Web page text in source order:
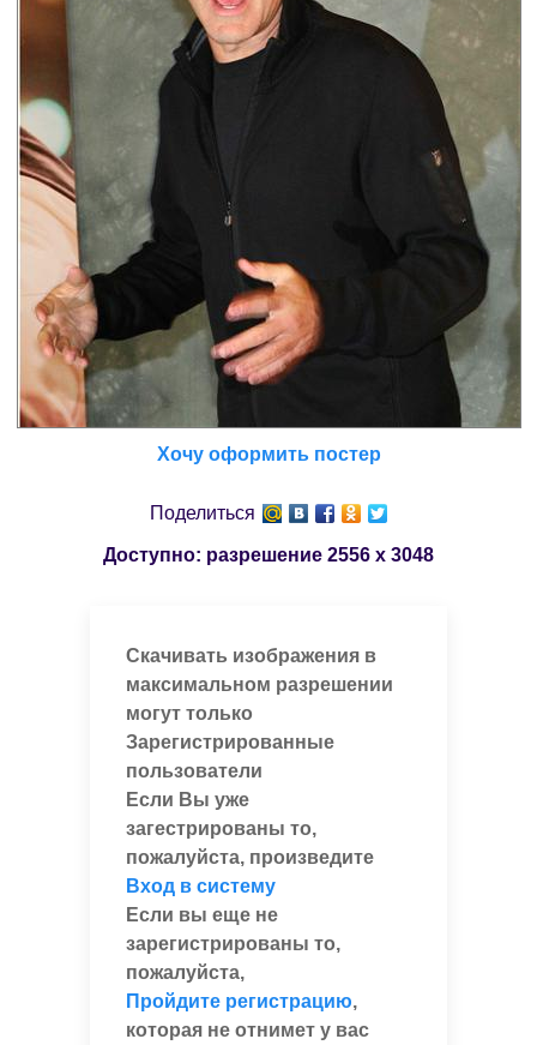
Хочу оформить постер
Поделиться
Доступно: разрешение 2556 x 3048
Скачивать изображения в
максимальном разрешении
могут только
Зарегистрированные
пользователи
Если Вы уже
загестрированы то,
пожалуйста, произведите
Вход в систему
Если вы еще не
зарегистрированы то,
пожалуйста,
Пройдите регистрацию,
которая не отнимет у вас